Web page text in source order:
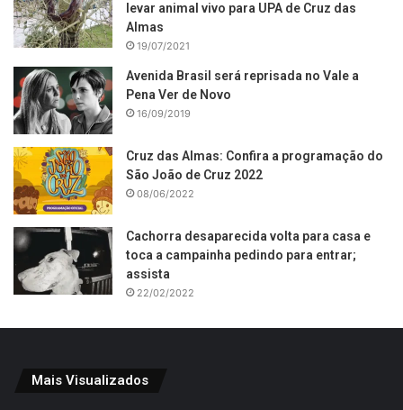
levar animal vivo para UPA de Cruz das
Almas
19/07/2021
Avenida Brasil será reprisada no Vale a
Pena Ver de Novo
16/09/2019
Cruz das Almas: Confira a programação do
São João de Cruz 2022
08/06/2022
Cachorra desaparecida volta para casa e
toca a campainha pedindo para entrar;
assista
22/02/2022
Mais Visualizados